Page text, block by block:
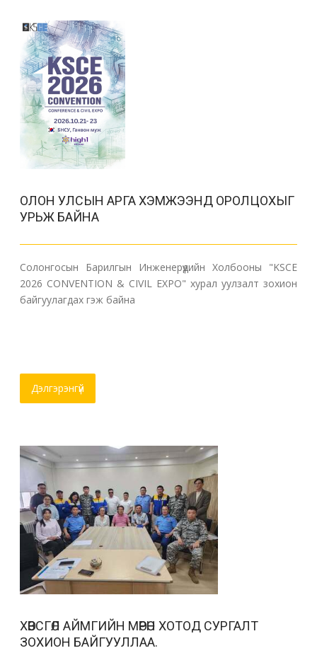
ОЛОН УЛСЫН АРГА ХЭМЖЭЭНД ОРОЛЦОХЫГ
УРЬЖ БАЙНА
Солонгосын Барилгын Инженерүүдийн Холбооны "KSCE
2026 CONVENTION & CIVIL EXPO" хурал уулзалт зохион
байгуулагдах гэж байна
Дэлгэрэнгүй
ХӨВСГӨЛ АЙМГИЙН МӨРӨН ХОТОД СУРГАЛТ
ЗОХИОН БАЙГУУЛЛАА.